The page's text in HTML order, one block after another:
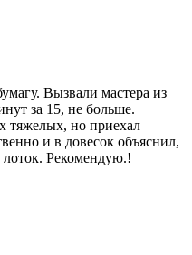
Вызвали мастера из
за 15, не больше.
тяжелых, но приехал
и в довесок объяснил,
лоток. Рекомендую.!